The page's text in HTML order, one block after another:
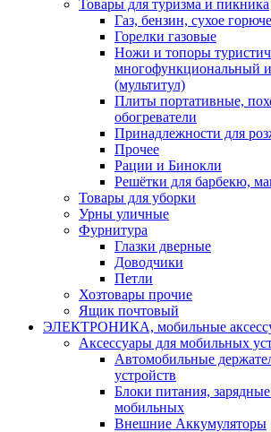
Товары для туризма и пикника
Газ, бензин, сухое
Горелки газовые
Ножи и топоры
многофункциональный
(мультитул)
Плиты портативные,
обогреватели
Принадлежности для
Прочее
Рации и Бинокли
Решётки для барбекю,
Товары для уборки
Урны уличные
Фурнитура
Глазки дверные
Доводчики
Петли
Хозтовары прочие
Ящик почтовый
ЭЛЕКТРОНИКА, мобильные
Аксессуары для мобильных
Автомобильные
устройств
Блоки питания,
мобильных
Внешние Аккумуляторы